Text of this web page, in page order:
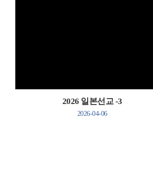
2026 일본선교 -3
2026-04-06